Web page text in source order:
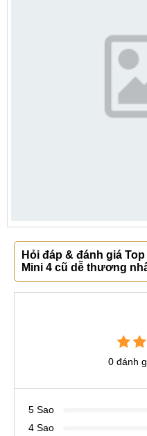
Hỏi đáp & đánh giá
Mini 4 cũ dễ thương
0 đánh
5 Sao
4 Sao